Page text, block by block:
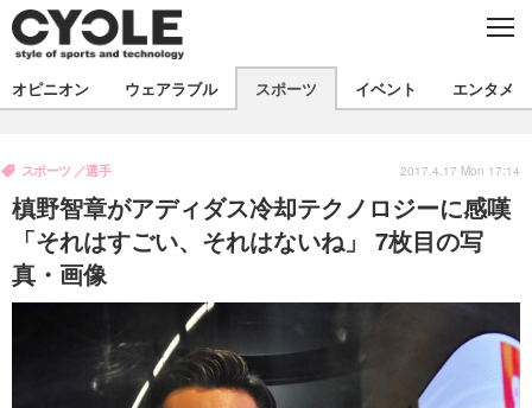
C
E
製品/用品
衣類
飲食
バックナンバー
コラム
インプレ
ボイス
デバイス
ビジネス
国内
スポーツ
動画
イベント
ツアー
芸能
出版／映画
オピニオン ウェアラブル スポーツ イベント エンタメ
槙野智章がアディダス冷却テクノロジーに感嘆
「それはすごい、それはないね」 7枚目の写
真・画像
スポーツ 選手 2017.4.17 Mon 17:14